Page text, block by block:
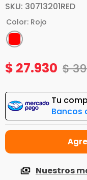
SKU: 30713201RED
Color: Rojo
$ 27.930 $39
Tu
Bancos
Nuestros